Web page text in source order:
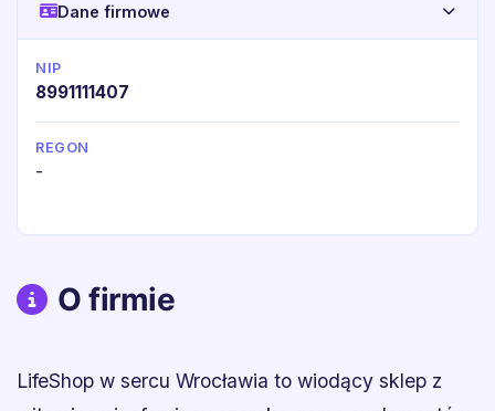
Dane firmowe
NIP
8991111407
REGON
-
O firmie
LifeShop w sercu Wrocławia to wiodący sklep z